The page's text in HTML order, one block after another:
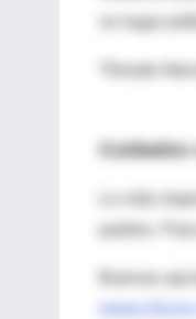
un lugar
Lo más
Buenas